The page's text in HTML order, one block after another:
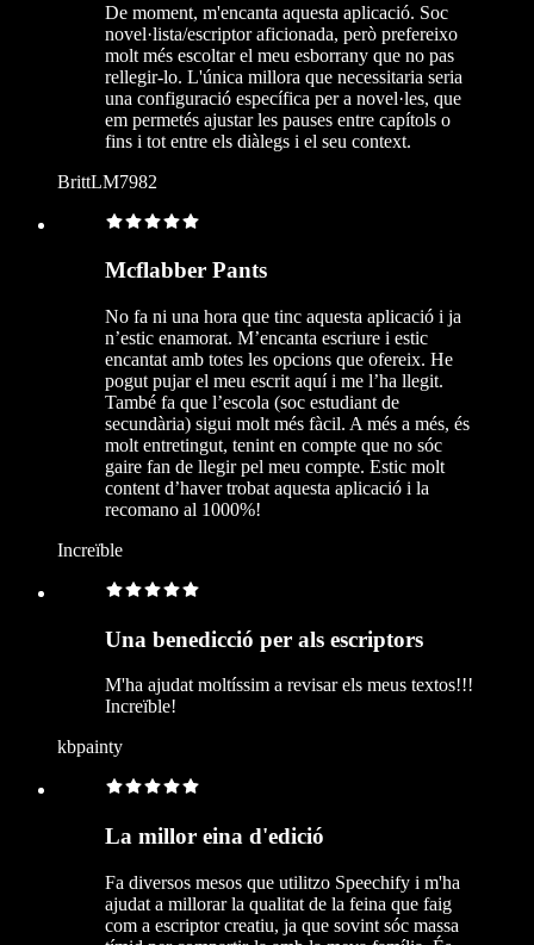
De moment, m'encanta aquesta aplicació. Soc
novel·lista/escriptor aficionada, però prefereixo
molt més escoltar el meu esborrany que no pas
rellegir-lo. L'única millora que necessitaria seria
una configuració específica per a novel·les, que
em permetés ajustar les pauses entre capítols o
fins i tot entre els diàlegs i el seu context.
BrittLM7982
Mcflabber Pants
No fa ni una hora que tinc aquesta aplicació i ja
n’estic enamorat. M’encanta escriure i estic
encantat amb totes les opcions que ofereix. He
pogut pujar el meu escrit aquí i me l’ha llegit.
També fa que l’escola (soc estudiant de
secundària) sigui molt més fàcil. A més a més, és
molt entretingut, tenint en compte que no sóc
gaire fan de llegir pel meu compte. Estic molt
content d’haver trobat aquesta aplicació i la
recomano al 1000%!
Increïble
Una benedicció per als escriptors
M'ha ajudat moltíssim a revisar els meus textos!!!
Increïble!
kbpainty
La millor eina d'edició
Fa diversos mesos que utilitzo Speechify i m'ha
ajudat a millorar la qualitat de la feina que faig
com a escriptor creatiu, ja que sovint sóc massa